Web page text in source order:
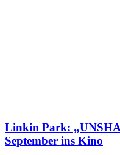
Linkin Park:
September ins Kino